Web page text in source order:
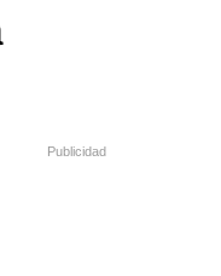
Publicidad